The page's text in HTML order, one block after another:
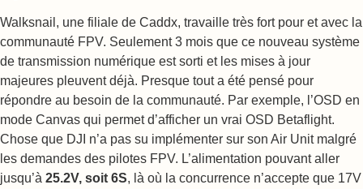
Walksnail, une filiale de Caddx, travaille très fort pour et avec la
communauté FPV. Seulement 3 mois que ce nouveau système
de transmission numérique est sorti et les mises à jour
majeures pleuvent déjà. Presque tout a été pensé pour
répondre au besoin de la communauté. Par exemple, l’OSD en
mode Canvas qui permet d’afficher un vrai OSD Betaflight.
Chose que DJI n’a pas su implémenter sur son Air Unit malgré
les demandes des pilotes FPV. L’alimentation pouvant aller
jusqu’à 25.2V, soit 6S, là où la concurrence n’accepte que 17V